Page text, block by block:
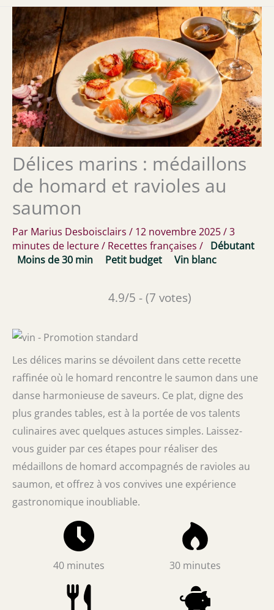
Délices marins : médaillons
de homard et ravioles au
saumon
Par Marius Desboisclairs / 12 novembre 2025/3
minutes de lecture/ Recettes françaises / Débutant
Moins de 30 min
Petit budget Vin blanc
4.9/5 - (7 votes)
Les délices marins se dévoilent dans cette recette
raffinée où le homard rencontre le saumon dans une
danse harmonieuse de saveurs. Ce plat, digne des
plus grandes tables, est à la portée de vos talents
culinaires avec quelques astuces simples. Laissez-
vous guider par ces étapes pour réaliser des
médaillons de homard accompagnés de ravioles au
saumon, et offrez à vos convives une expérience
gastronomique inoubliable.
40 minutes 30 minutes